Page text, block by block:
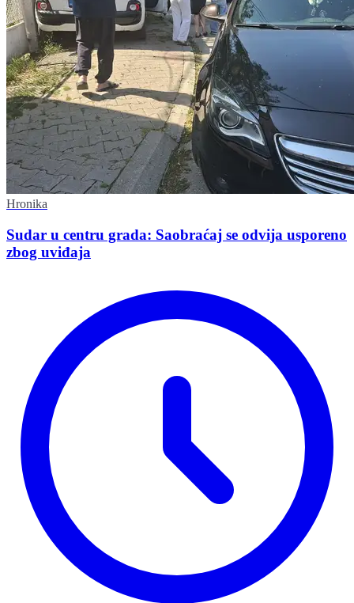
Hronika
Sudar u centru grada: Saobraćaj se odvija usporeno
zbog uviđaja